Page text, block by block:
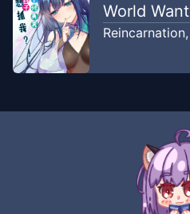
World
Reincarnation,